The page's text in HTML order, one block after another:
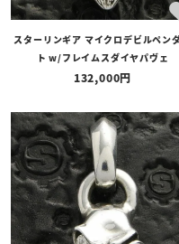
スターリンギア マイクロデビルペン
ト w/フレイムスダイヤパヴェ
132,000